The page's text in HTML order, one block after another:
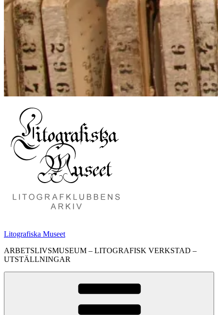
Litografiska Museet
ARBETSLIVSMUSEUM – LITOGRAFISK VERKSTAD –
UTSTÄLLNINGAR